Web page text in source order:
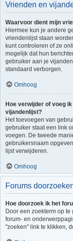
Vrienden en
Waarvoor dient mijn
Hiermee kun je andere
vriendenlijst staan
kunt controleren of ze
mogelijk dat hun
gebruiker aan je
standaard verborgen.
Omhoog
Hoe verwijder of voeg
vijandenlijst?
Het toevoegen van
gebruiker staat een link
voegen. De tweede
gebruikersnaam
lijst verwijderen.
Omhoog
Forums
Hoe doorzoek ik het
Door een zoekterm op
forum- en
"zoeken" link te klikken,